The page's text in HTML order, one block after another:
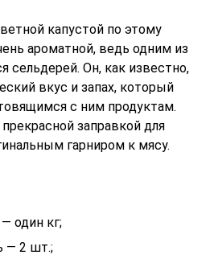
капустой по этому
ароматной, ведь одним из
сельдерей. Он, как известно,
вкус и запах, который
с ним продуктам.
заправкой для
гарниром к мясу.
один кг;
— 2 шт.;